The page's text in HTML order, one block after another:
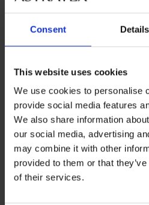
Consent Details
This website uses cookies
We use cookies to personalise
provide social media features
We also share information
our social media, advertising
may combine it with other
provided to them or that
of their services.
40,99 €
(80,17 лв.)